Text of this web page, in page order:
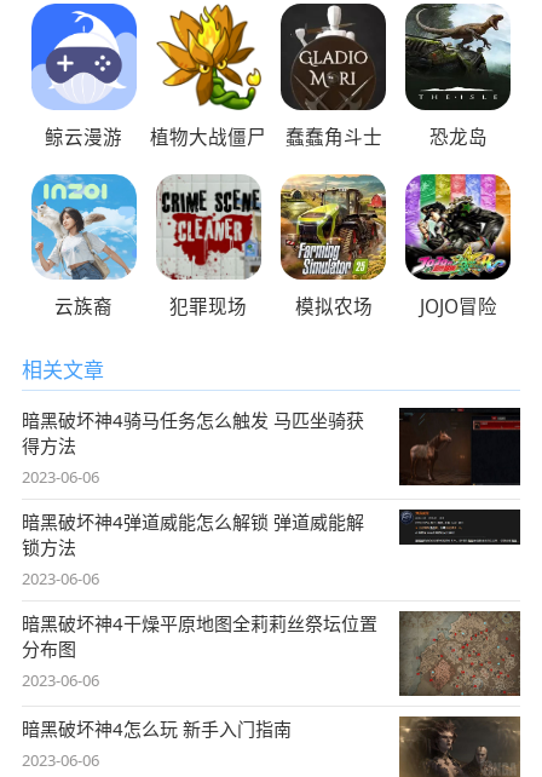
鲸云漫游 植物大战僵尸 蠢蠢角斗士 恐龙岛
云族裔 犯罪现场 模拟农场 JOJO冒险
相关文章
暗黑破坏神4骑马任务怎么触发 马匹坐骑获
得方法
2023-06-06
暗黑破坏神4弹道威能怎么解锁 弹道威能解
锁方法
2023-06-06
暗黑破坏神4干燥平原地图全莉莉丝祭坛位置
分布图
2023-06-06
暗黑破坏神4怎么玩 新手入门指南
2023-06-06